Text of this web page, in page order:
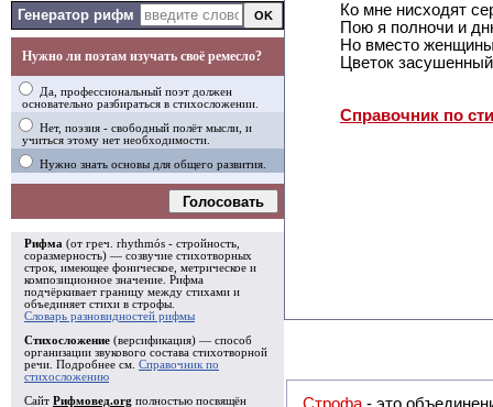
Генератор рифм
Нужно ли поэтам изучать своё ремесло?
Да, профессиональный поэт должен
основательно разбираться в стихосложении.
Нет, поэзия - свободный полёт мысли, и
учиться этому нет необходимости.
Нужно знать основы для общего развития.
Голосовать
Рифма (от греч. rhythmós - стройность,
соразмерность) — созвучие стихотворных
строк, имеющее фоническое, метрическое и
композиционное значение. Рифма
подчёркивает границу между стихами и
объединяет стихи в строфы
Словарь разновидностей рифмы
Стихосложение (версификация) — способ
организации звукового состава стихотворной
речи. Подробнее см. Справочник по
стихосложению
Сайт Рифмовед.org полностью посвящён
Ко мне нисходят
Пою я полночи и
Но вместо
Цветок
Справочник по